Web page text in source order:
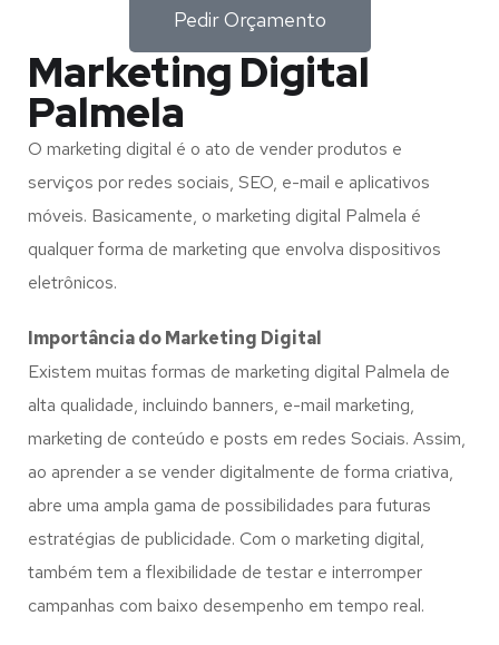
Pedir Orçamento
Marketing Digital
Palmela
O marketing digital é o ato de vender produtos e
serviços por redes sociais, SEO, e-mail e aplicativos
móveis. Basicamente, o marketing digital Palmela é
qualquer forma de marketing que envolva dispositivos
eletrônicos.
Importância do Marketing Digital
Existem muitas formas de marketing digital Palmela de
alta qualidade, incluindo banners, e-mail marketing,
marketing de conteúdo e posts em redes Sociais. Assim,
ao aprender a se vender digitalmente de forma criativa,
abre uma ampla gama de possibilidades para futuras
estratégias de publicidade. Com o marketing digital,
também tem a flexibilidade de testar e interromper
campanhas com baixo desempenho em tempo real.